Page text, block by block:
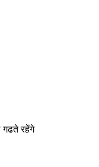
गढते रहेंगे